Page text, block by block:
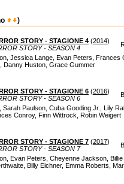
)
STORY - STAGIONE 4 (2014)
STORY - SEASON 4
Jessica Lange, Evan Peters,
Danny Huston, Grace Gummer
STORY - STAGIONE 6 (2016)
STORY - SEASON 6
Sarah Paulson, Cuba Gooding Jr., Lily
Conroy, Finn Wittrock, Robin Weigert
STORY - STAGIONE 7 (2017)
STORY - SEASON 7
Evan Peters, Cheyenne Jackson,
Billy Eichner, Emma Roberts,